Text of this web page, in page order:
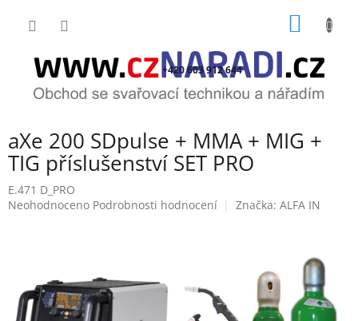
+420 603 912 644
aXe 200 SDpulse + MMA + MIG +
TIG příslušenství SET PRO
E.471 D_PRO
Průměrné
hvězdiček.
Neohodnoceno Podrobnosti hodnocení Značka: ALFA IN